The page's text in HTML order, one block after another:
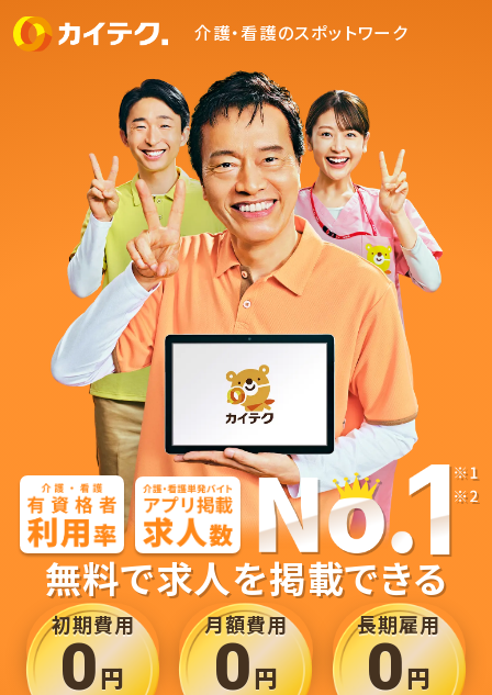
介護・看護のスポットワーク
無料で求人を掲載できる
初期費用
0円
月額費用
0円
長期雇用
0円